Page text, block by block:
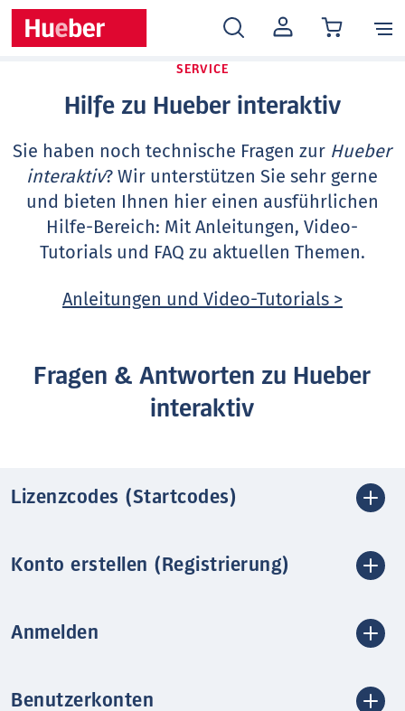
MEIN
KONTO
SERVICE
Hilfe zu Hueber interaktiv
Sie haben noch technische Fragen zur Hueber
interaktiv? Wir unterstützen Sie sehr gerne
und bieten Ihnen hier einen ausführlichen
Hilfe-Bereich: Mit Anleitungen, Video-
Tutorials und FAQ zu aktuellen Themen.
Anleitungen und Video-Tutorials >
Fragen & Antworten zu Hueber
interaktiv
Lizenzcodes (Startcodes)
Konto erstellen (Registrierung)
Anmelden
Benutzerkonten